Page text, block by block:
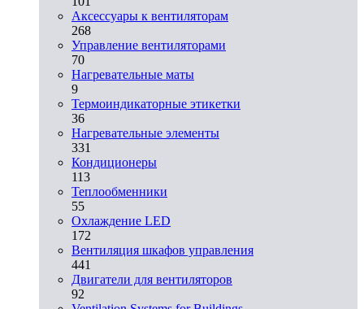
Аксессуары к вентиляторам
268
Управление вентиляторами
70
Нагревательные маты
9
Термоиндикаторные этикетки
36
Нагревательные элементы
331
Кондиционеры
113
Теплообменники
55
Охлаждение LED
172
Вентиляция шкафов управления
441
Двигатели для вентиляторов
92